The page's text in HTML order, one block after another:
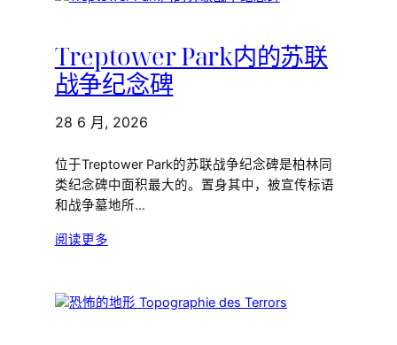
Treptower Park内的苏联
战争纪念碑
28 6 月, 2026
位于Treptower Park的苏联战争纪念碑是柏林同
类纪念碑中面积最大的。置身其中，被宣传标语
和战争墓地所…
阅读更多